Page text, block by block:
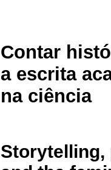
Contar
a escrita
na ciência
Storytelling,